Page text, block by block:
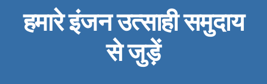
हमारे इंजन उत्साही समुदाय
से जुड़ें